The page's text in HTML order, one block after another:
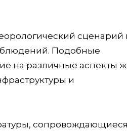
сценарий
Подобные
на различные аспекты
и
сопровождающиеся